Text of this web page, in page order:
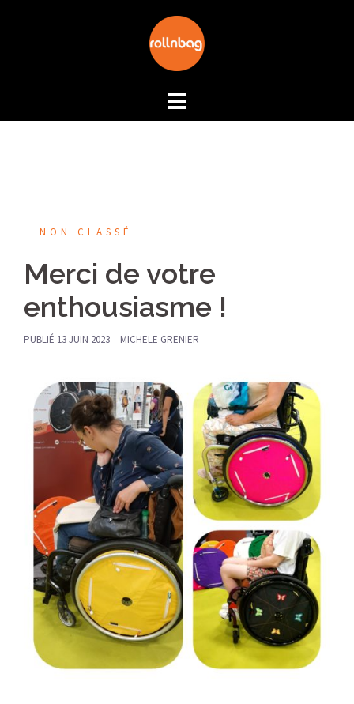
NON CLASSÉ
Merci de votre
enthousiasme !
PUBLIÉ 13 JUIN 2023 MICHELE GRENIER